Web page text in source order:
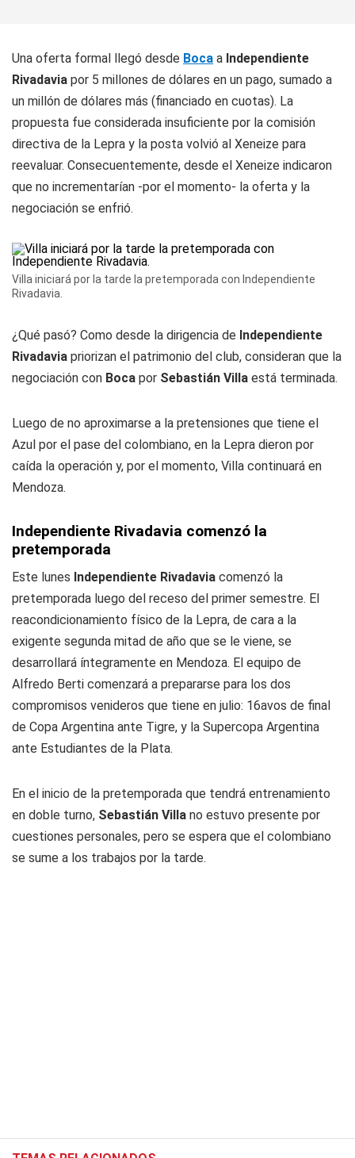
Una oferta formal llegó desde Boca a Independiente
Rivadavia por 5 millones de dólares en un pago, sumado a
un millón de dólares más (financiado en cuotas). La
propuesta fue considerada insuficiente por la comisión
directiva de la Lepra y la posta volvió al Xeneize para
reevaluar. Consecuentemente, desde el Xeneize indicaron
que no incrementarían -por el momento- la oferta y la
negociación se enfrió.
Villa iniciará por la tarde la pretemporada con Independiente
Rivadavia.
¿Qué pasó? Como desde la dirigencia de Independiente
Rivadavia priorizan el patrimonio del club, consideran que la
negociación con Boca por Sebastián Villa está terminada.
Luego de no aproximarse a la pretensiones que tiene el
Azul por el pase del colombiano, en la Lepra dieron por
caída la operación y, por el momento, Villa continuará en
Mendoza.
Independiente Rivadavia comenzó la
pretemporada
Este lunes Independiente Rivadavia comenzó la
pretemporada luego del receso del primer semestre. El
reacondicionamiento físico de la Lepra, de cara a la
exigente segunda mitad de año que se le viene, se
desarrollará íntegramente en Mendoza. El equipo de
Alfredo Berti comenzará a prepararse para los dos
compromisos venideros que tiene en julio: 16avos de final
de Copa Argentina ante Tigre, y la Supercopa Argentina
ante Estudiantes de la Plata.
En el inicio de la pretemporada que tendrá entrenamiento
en doble turno, Sebastián Villa no estuvo presente por
cuestiones personales, pero se espera que el colombiano
se sume a los trabajos por la tarde.